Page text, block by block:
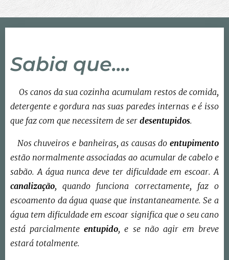
Sabia que....
Os canos da sua cozinha acumulam restos de comida,
detergente e gordura nas suas paredes internas e é isso
que faz com que necessitem de ser desentupidos.
Nos chuveiros e banheiras, as causas do entupimento
estão normalmente associadas ao acumular de cabelo e
sabão. A água nunca deve ter dificuldade em escoar. A
canalização, quando funciona correctamente, faz o
escoamento da água quase que instantaneamente. Se a
água tem dificuldade em escoar significa que o seu cano
está parcialmenteentupido, e se não agir em breve
estará totalmente.